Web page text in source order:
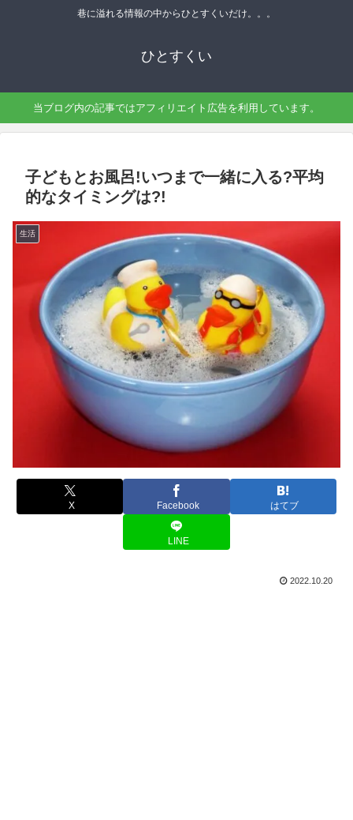
巷に溢れる情報の中からひとすくいだけ。。。
ひとすくい
当ブログ内の記事ではアフィリエイト広告を利用しています。
子どもとお風呂!いつまで一緒に入る?平均
的なタイミングは?!
生活
X Facebook はてブ
LINE
2022.10.20